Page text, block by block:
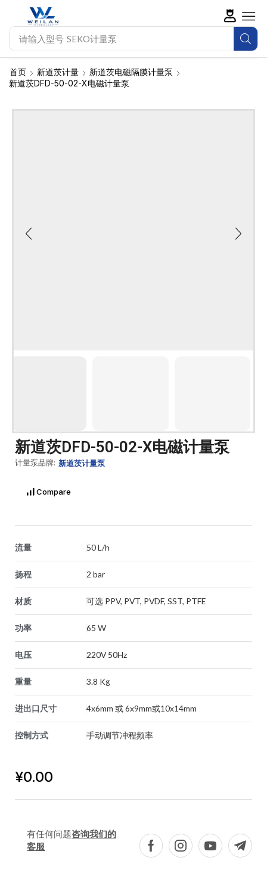
请输入型号 SEKO计量泵
首页 新道茨计量
新道茨电磁隔膜计量泵
新道茨DFD-50-02-X电磁计量泵
新道茨DFD-50-02-X电磁计量泵
计量泵品牌: 新道茨计量泵
Compare
流量 50 L/h
扬程 2 bar
材质 可选 PPV, PVT, PVDF, SST, PTFE
功率 65 W
电压 220V 50Hz
重量 3.8 Kg
进出口尺寸 4x6mm 或 6x9mm或10x14mm
控制方式 手动调节冲程频率
¥0.00
有任何问题咨询我们的
客服